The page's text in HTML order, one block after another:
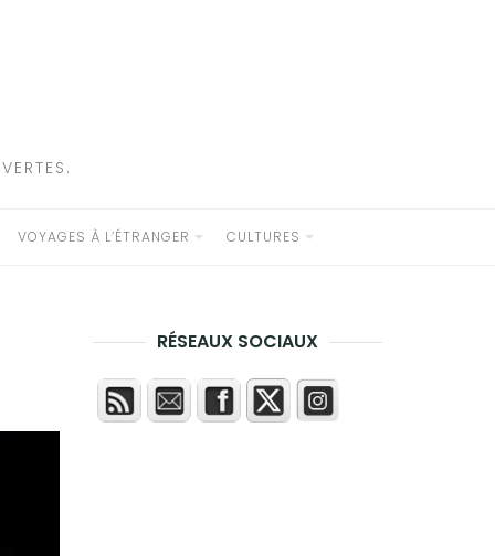
VOYAGES À L’ÉTRANGER CULTURES
RÉSEAUX SOCIAUX